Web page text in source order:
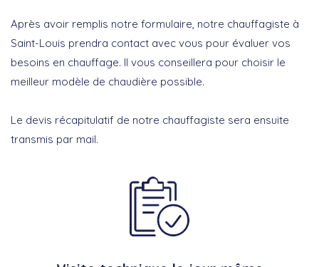
Après avoir remplis notre formulaire, notre chauffagiste à
Saint-Louis prendra contact avec vous pour évaluer vos
besoins en chauffage. Il vous conseillera pour choisir le
meilleur modèle de chaudière possible.
Le devis récapitulatif de notre chauffagiste sera ensuite
transmis par mail.